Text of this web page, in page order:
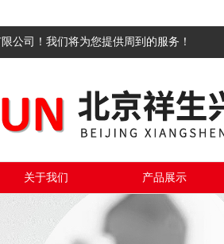
公司！我们将为您提供周到的服务！
关于我们 产品展示